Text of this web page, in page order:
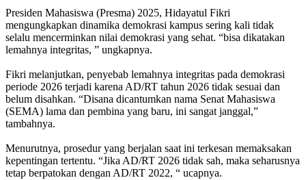
Presiden Mahasiswa (Presma) 2025, Hidayatul Fikri
mengungkapkan dinamika demokrasi kampus sering kali tidak
selalu mencerminkan nilai demokrasi yang sehat. “bisa dikatakan
lemahnya integritas, ” ungkapnya.
Fikri melanjutkan, penyebab lemahnya integritas pada demokrasi
periode 2026 terjadi karena AD/RT tahun 2026 tidak sesuai dan
belum disahkan. “Disana dicantumkan nama Senat Mahasiswa
(SEMA) lama dan pembina yang baru, ini sangat janggal,”
tambahnya.
Menurutnya, prosedur yang berjalan saat ini terkesan memaksakan
kepentingan tertentu. “Jika AD/RT 2026 tidak sah, maka seharusnya
tetap berpatokan dengan AD/RT 2022, “ ucapnya.